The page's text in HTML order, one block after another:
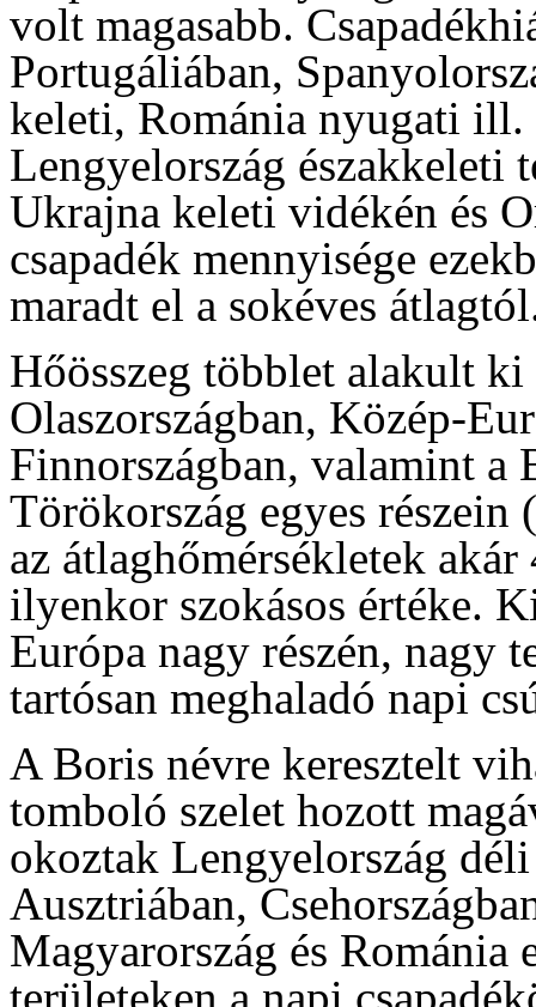
volt magasabb.
Portugáliában,
keleti, Románia nyugati ill.
Lengyelország északkeleti
Ukrajna keleti vidékén és
csapadék mennyisége
maradt el a sokéves
Hőösszeg többlet alakult ki
Olaszországban, Közép-
Finnországban, valamint a
Törökország egyes részein (
az átlaghőmérsékletek
ilyenkor szokásos értéke.
Európa nagy részén, nagy
tartósan meghaladó napi
A Boris névre keresztelt
tomboló szelet hozott
okoztak Lengyelország
Ausztriában,
Magyarország és Románia
területeken a napi